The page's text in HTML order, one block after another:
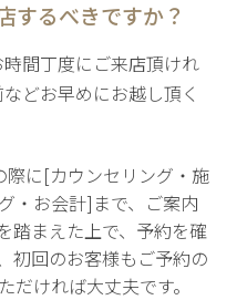
約OK
するべきですか？
間丁度にご来店頂けれ
どお早めにお越し頂く
際に[カウンセリング・施
・お会計]まで、ご案内
踏まえた上で、予約を確
初回のお客様もご予約の
だければ大丈夫です。